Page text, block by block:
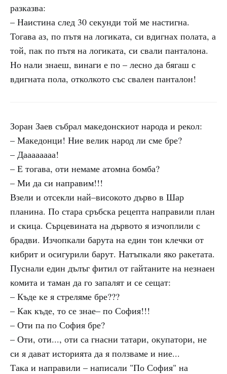
разказва:
– Наистина след 30 секунди той ме настигна.
Тогава аз, по пътя на логиката, си вдигнах полата, а
той, пак по пътя на логиката, си свали панталона.
Но нали знаеш, винаги е по – лесно да бягаш с
вдигната пола, отколкото със свален панталон!
Зоран Заев събрал македонскиот народа и рекол:
– Македонци! Ние велик народ ли сме бре?
– Даааааааа!
– Е тогава, оти немаме атомна бомба?
– Ми да си направим!!!
Взели и отсекли най–високото дърво в Шар
планина. По стара сръбска рецепта направили план
и скица. Сърцевината на дървото я изчоплили с
брадви. Изчопкали барута на един тон клечки от
кибрит и осигурили барут. Натъпкали яко ракетата.
Пуснали един дълъг фитил от гайтаните на незнаен
комита и таман да го запалят и се сещат:
– Къде ке я стреляме бре???
– Как къде, то се знае– по София!!!
– Оти па по София бре?
– Оти, оти..., оти са гнасни татари, окупатори, не
си я дават историята да я ползваме и ние...
Така и направили – написали "По София" на